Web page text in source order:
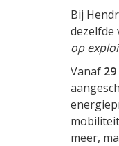
Bij
dezelfde
op
Vanaf
meer,